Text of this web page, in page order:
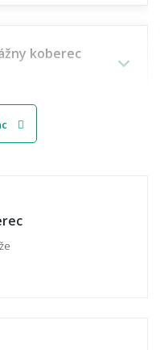
koberec
aj do iného
vybrať -